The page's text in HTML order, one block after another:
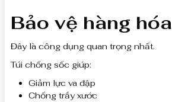
Bảo vệ hàng hóa
Đây là công dụng quan trọng nhất.
Túi chống sốc giúp:
Giảm lực va đập
Chống trầy xước